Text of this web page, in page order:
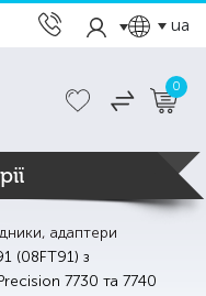
ua
0
адаптери
(08FT91) з
7730 та 7740